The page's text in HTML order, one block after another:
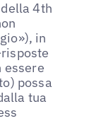
4th
in
essere
possa
tua